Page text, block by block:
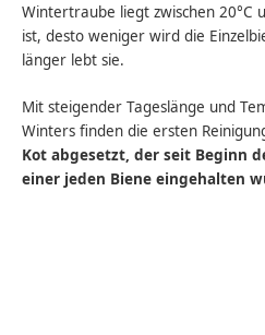
Wintertraube liegt zwischen 20°C
ist, desto weniger wird die
länger lebt sie.
Mit steigender Tageslänge und
Winters finden die ersten
Kot abgesetzt, der seit Beginn
einer jeden Biene eingehalten